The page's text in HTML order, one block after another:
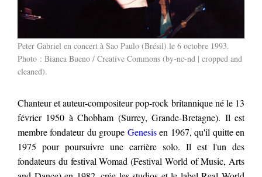
Peter Gabriel en concert à Sao Paulo (Brésil) le 6 octobre 1993.
Photo : Bianca Bueno / Creative Commons (by-nc-nd | cropped and
cleaned).
Chanteur et auteur-compositeur pop-rock britannique né le 13
février 1950 à Chobham (Surrey, Grande-Bretagne). Il est
membre fondateur du groupe Genesisen 1967, qu'il quitte en
1975 pour poursuivre une carrière solo. Il est l'un des
fondateurs du festival Womad (Festival World of Music, Arts